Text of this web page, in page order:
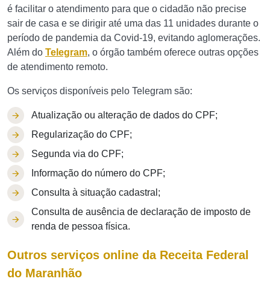
é facilitar o atendimento para que o cidadão não precise
sair de casa e se dirigir até uma das 11 unidades durante o
período de pandemia da Covid-19, evitando aglomerações.
Além do Telegram, o órgão também oferece outras opções
de atendimento remoto.
Os serviços disponíveis pelo Telegram são:
Atualização ou alteração de dados do CPF;
Regularização do CPF;
Segunda via do CPF;
Informação do número do CPF;
Consulta à situação cadastral;
Consulta de ausência de declaração de imposto de
renda de pessoa física.
Outros serviços online da Receita Federal
do Maranhão